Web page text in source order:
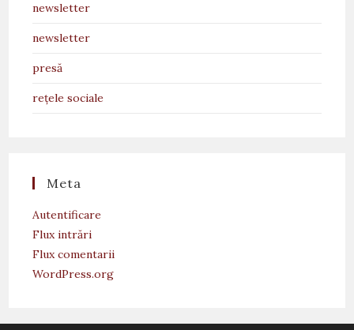
newsletter
newsletter
presă
rețele sociale
Meta
Autentificare
Flux intrări
Flux comentarii
WordPress.org